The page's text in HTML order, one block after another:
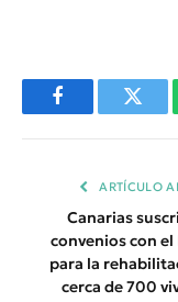
Facebook
ARTÍCULO
Canarias
convenios con el
para la
cerca de 700